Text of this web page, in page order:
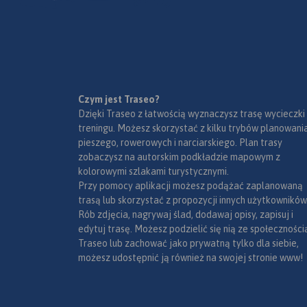
Czym jest Traseo?
Dzięki Traseo z łatwością wyznaczysz trasę wycieczki
treningu. Możesz skorzystać z kilku trybów
pieszego, rowerowych i narciarskiego. Plan trasy
zobaczysz na autorskim podkładzie mapowym z
kolorowymi szlakami turystycznymi.
Przy pomocy aplikacji możesz podążać zaplanowaną
trasą lub skorzystać z propozycji innych użytkowników.
Rób zdjęcia, nagrywaj ślad, dodawaj opisy, zapisuj i
edytuj trasę. Możesz podzielić się nią ze
Traseo lub zachować jako prywatną tylko dla siebie,
możesz udostępnić ją również na swojej stronie www!